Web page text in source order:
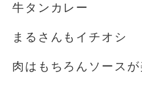
牛タンカレー️
まるさんもイチオシ
肉はもちろんソース